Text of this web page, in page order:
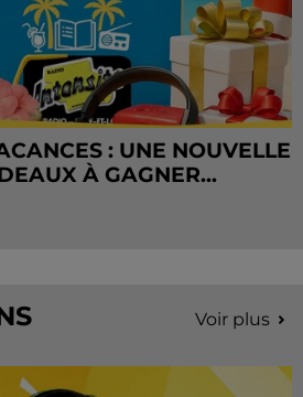
: UNE NOUVELLE
À GAGNER...
Voir plus